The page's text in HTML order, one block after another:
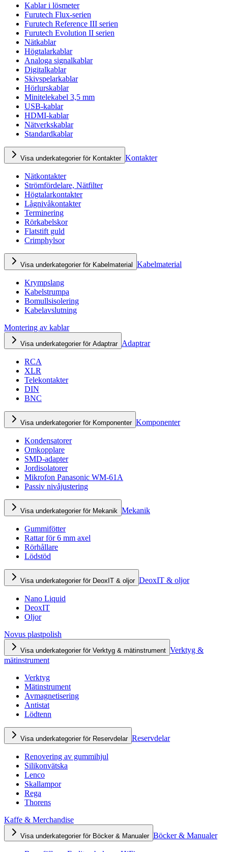
Kablar i lösmeter
Furutech Flux-serien
Furutech Reference III serien
Furutech Evolution II serien
Nätkablar
Högtalarkablar
Analoga signalkablar
Digitalkablar
Skivspelarkablar
Hörlurskablar
Minitelekabel 3,5 mm
USB-kablar
HDMI-kablar
Nätverkskablar
Standardkablar
Visa underkategorier för Kontakter Kontakter
Nätkontakter
Strömfördelare, Nätfilter
Högtalarkontakter
Lågnivåkontakter
Terminering
Rörkabelskor
Flatstift guld
Crimphylsor
Visa underkategorier för Kabelmaterial Kabelmaterial
Krympslang
Kabelstrumpa
Bomullsisolering
Kabelavslutning
Montering av kablar
Visa underkategorier för Adaptrar Adaptrar
RCA
XLR
Telekontakter
DIN
BNC
Visa underkategorier för Komponenter Komponenter
Kondensatorer
Omkopplare
SMD-adapter
Jordisolatorer
Mikrofon Panasonic WM-61A
Passiv nivåjustering
Visa underkategorier för Mekanik Mekanik
Gummifötter
Rattar för 6 mm axel
Rörhållare
Lödstöd
Visa underkategorier för DeoxIT & oljor DeoxIT & oljor
Nano Liquid
DeoxIT
Oljor
Novus plastpolish
Visa underkategorier för Verktyg & mätinstrument Verktyg &
mätinstrument
Verktyg
Mätinstrument
Avmagnetisering
Antistat
Lödtenn
Visa underkategorier för Reservdelar Reservdelar
Renovering av gummihjul
Silikonvätska
Lenco
Skallampor
Rega
Thorens
Kaffe & Merchandise
Visa underkategorier för Böcker & Manualer Böcker & Manualer